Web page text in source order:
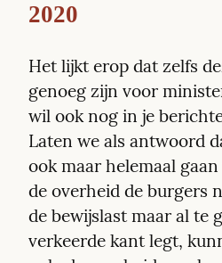
2020
Het lijkt erop dat zelfs
genoeg zijn voor
wil ook nog in je
Laten we als antwoord
ook maar helemaal
de overheid de burgers
de bewijslast maar al te
verkeerde kant legt,